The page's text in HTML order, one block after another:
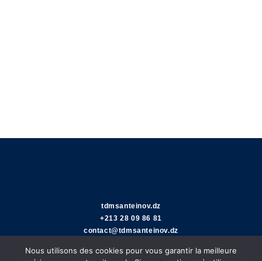
tdmsanteinov.dz
+213 28 09 86 81
contact@tdmsanteinov.dz
Nous utilisons des cookies pour vous garantir la meilleure